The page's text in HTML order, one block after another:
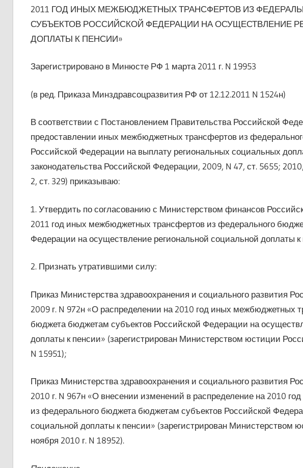
2011 ГОД ИНЫХ МЕЖБЮДЖЕТНЫХ ТРАНСФЕРТОВ ИЗ
СУБЪЕКТОВ РОССИЙСКОЙ ФЕДЕРАЦИИ НА ОСУЩЕСТВЛЕНИЕ
ДОПЛАТЫ К ПЕНСИИ»
Зарегистрировано в Минюсте РФ 1 марта 2011 г. N 19953
(в ред. Приказа Минздравсоцразвития РФ от 12.12.2011 N 1524н)
В соответствии с Постановлением Правительства Российской
предоставлении иных межбюджетных трансфертов из
Российской Федерации на выплату региональных социальных
законодательства Российской Федерации, 2009, N 47, ст. 5655;
2, ст. 329) приказываю:
1. Утвердить по согласованию с Министерством финансов
2011 год иных межбюджетных трансфертов из федерального
Федерации на осуществление региональной социальной доплаты
2. Признать утратившими силу:
Приказ Министерства здравоохранения и социального развития
2009 г. N 972н «О распределении на 2010 год иных межбюджетных
бюджета бюджетам субъектов Российской Федерации на
доплаты к пенсии» (зарегистрирован Министерством юстиции
N 15951);
Приказ Министерства здравоохранения и социального развития
2010 г. N 967н «О внесении изменений в распределение на 2010
из федерального бюджета бюджетам субъектов Российской
социальной доплаты к пенсии» (зарегистрирован Министерством
ноября 2010 г. N 18952).